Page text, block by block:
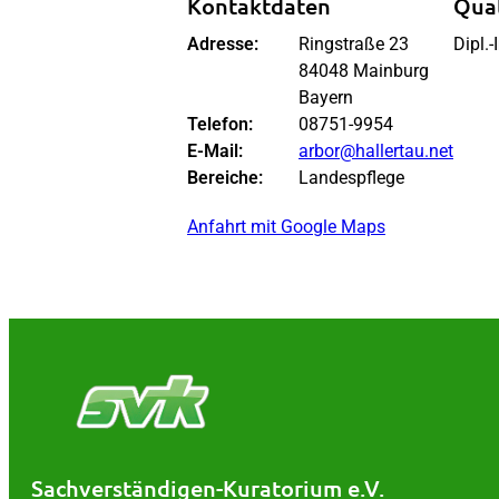
Adresse:
Ringstraße 23
84048 Mainburg
Bayern
Telefon:
08751-9954
E-Mail:
arbor@hallertau.net
Bereiche:
Landespflege
Anfahrt mit Google Maps
Dipl.-
Sachverständigen-Kuratorium e.V.